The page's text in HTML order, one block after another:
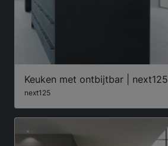
Keuken met ontbijtbar | next125
next125